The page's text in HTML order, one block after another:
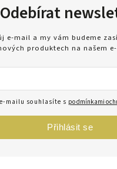
Odebírat
e-mail a my vám budeme
produktech na našem
mailu souhlasíte s podmínkami
Přihlásit se